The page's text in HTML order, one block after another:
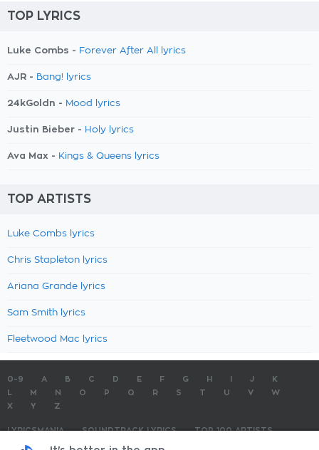
TOP LYRICS
Luke Combs - Forever After All lyrics
AJR - Bang! lyrics
24kGoldn - Mood lyrics
Justin Bieber - Holy lyrics
Ava Max - Kings & Queens lyrics
TOP ARTISTS
Luke Combs lyrics
Chris Stapleton lyrics
Ariana Grande lyrics
Sam Smith lyrics
Fleetwood Mac lyrics
0-9 A B C D E F G H J
K
M N O P Q R S T U V
W
X
Y Z
LYRICSMANIA SOUNDTRACK LYRICS
TOP 100 ARTISTS
TOP 100 LYRICS